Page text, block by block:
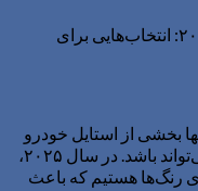
جذاب‌ترین رنگ‌ها برای خودرو در سال ۲۰۲۵: انتخاب‌هایی برای
بخشی از استایل خودرو
است بلکه بیانگر شخصیت مالک آن نیز می‌تواند باشد. در سال ۲۰۲۵،
رنگ‌ها هستیم که باعث